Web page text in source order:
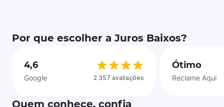
Por que escolher a Juros Baixos?
4,6
Google 2.357 avaliações
Ótimo
Reclame Aqui
Quem conhece, confia